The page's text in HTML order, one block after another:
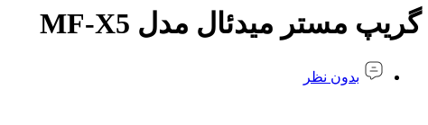
گریپ مستر میدئال مدل MF-X5
بدون نظر